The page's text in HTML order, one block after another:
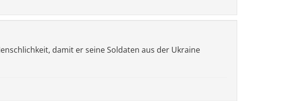
damit er seine Soldaten aus der Ukraine